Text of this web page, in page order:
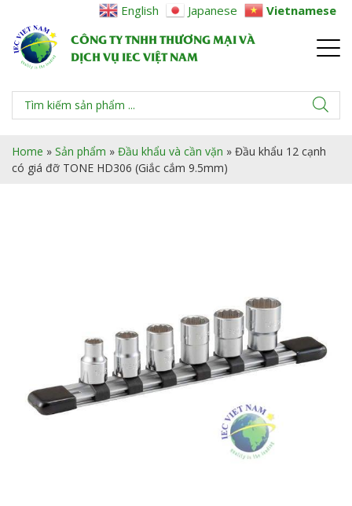
CÔNG TY TNHH THƯƠNG MẠI VÀ
DỊCH VỤ IEC VIỆT NAM
Home » Sản phẩm » Đầu khẩu và cần vặn » Đầu khẩu 12 cạnh
có giá đỡ TONE HD306 (Giắc cắm 9.5mm)
English Japanese Vietnamese